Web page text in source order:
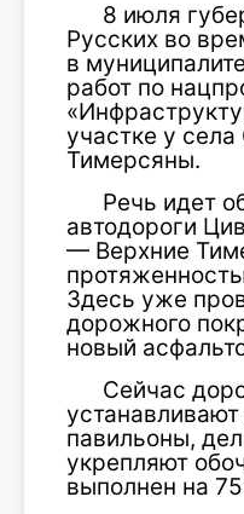
8 июля
Русских во
в
работ по
участке у
Тимерсяны.
Речь идет
автодороги
— Верхние
Здесь уже
дорожного
новый
Сейчас
павильоны,
укрепляют
выполнен на